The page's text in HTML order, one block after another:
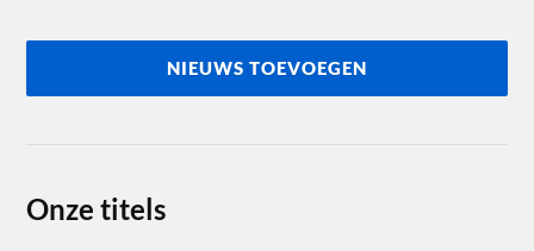
NIEUWS TOEVOEGEN
Onze titels